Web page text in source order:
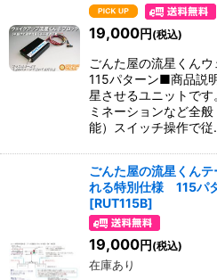
19,000円 (税込)
ごんた屋の流星くん
115パターン■商品説
星させるユニットで
ミネーションなど全
能）スイッチ操作で
ごんた屋の流星くん
れる特別仕様 115パ
[RUT115B]
19,000円 (税込)
在庫あり